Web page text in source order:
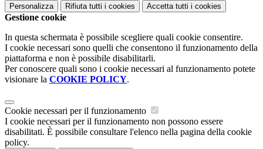
Personalizza Rifiuta tutti i cookies Accetta tutti i cookies
Gestione cookie
In questa schermata è possibile scegliere quali cookie consentire.
I cookie necessari sono quelli che consentono il funzionamento della
piattaforma e non è possibile disabilitarli.
Per conoscere quali sono i cookie necessari al funzionamento potete
visionare la COOKIE POLICY.
Cookie necessari per il funzionamento
I cookie necessari per il funzionamento non possono essere
disabilitati. È possibile consultare l'elenco nella pagina della cookie
policy.